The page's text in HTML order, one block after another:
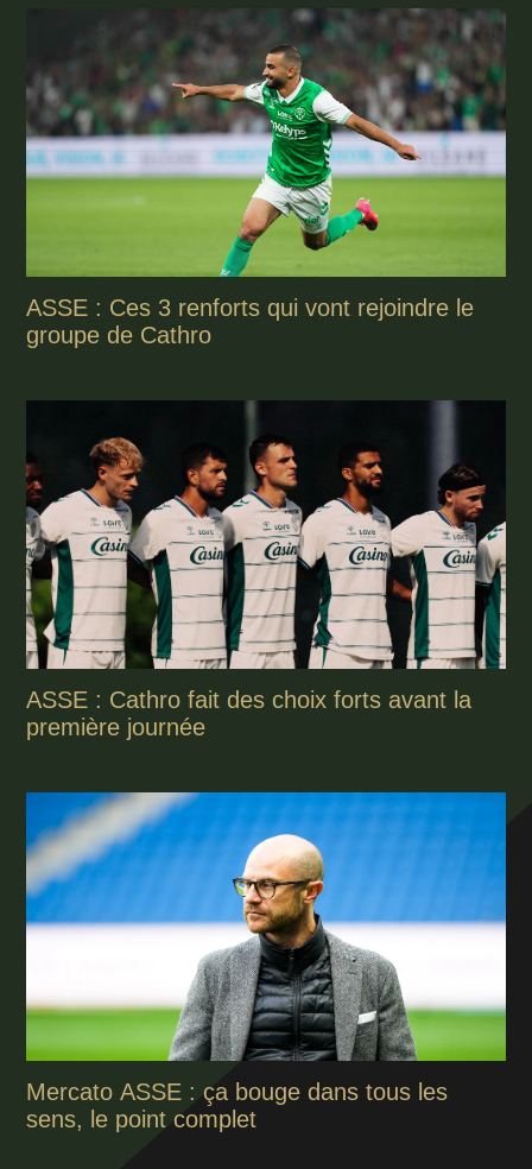
ASSE : Ces 3 renforts qui vont rejoindre le
groupe de Cathro
ASSE : Cathro fait des choix forts avant la
première journée
Mercato ASSE : ça bouge dans tous les
sens, le point complet